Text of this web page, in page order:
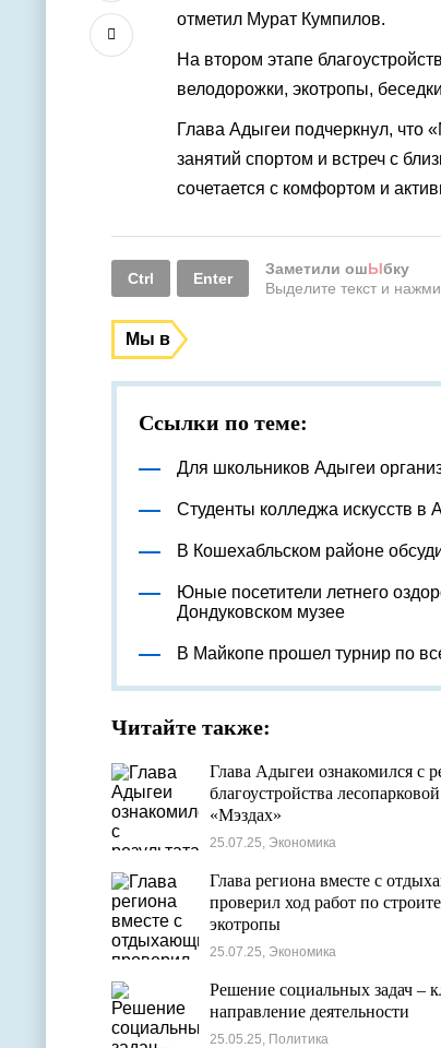
отметил Мурат Кумпилов.
На втором этапе
велодорожки, экотропы,
Глава Адыгеи подчеркнул, что
занятий спортом и встреч с
сочетается с комфортом и
Ctrl Enter
Заметили ошЫбку
Выделите текст и
Мы в
Ссылки по теме:
Для школьников Адыгеи
Студенты колледжа искусств
В Кошехабльском районе
Юные посетители летнего
Дондуковском музее
В Майкопе прошел турнир по
Читайте также:
Глава Адыгеи ознакомился с
благоустройства
«Мэздах»
25.07.25, Экономика
Глава региона вместе с
проверил ход работ по
экотропы
25.07.25, Экономика
Решение социальных задач –
направление деятельности
25.05.25, Политика